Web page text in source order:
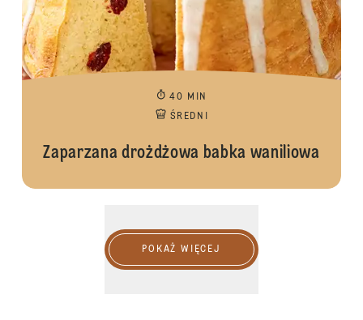
40 MIN
ŚREDNI
Zaparzana drożdżowa babka waniliowa
POKAŻ WIĘCEJ